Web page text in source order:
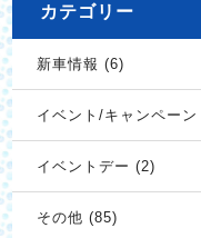
カテゴリー
新車情報 (6)
イベント/キャンペー
イベントデー (2)
その他 (85)